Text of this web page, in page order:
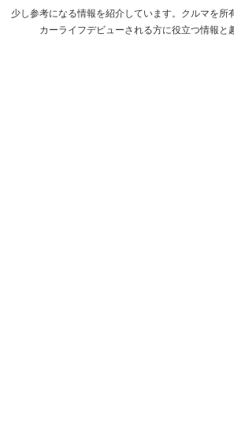
少し参考になる情報を紹介しています。クルマを所
カーライフデビューされる方に役立つ情報と